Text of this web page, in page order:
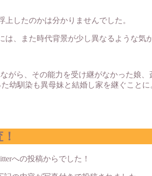
したのかは分かりませんでした。
、また時代背景が少し異なるような気
がら、その能力を受け継がなかった娘
幼馴染も異母妹と結婚し家を継ぐこと
への投稿からでした！